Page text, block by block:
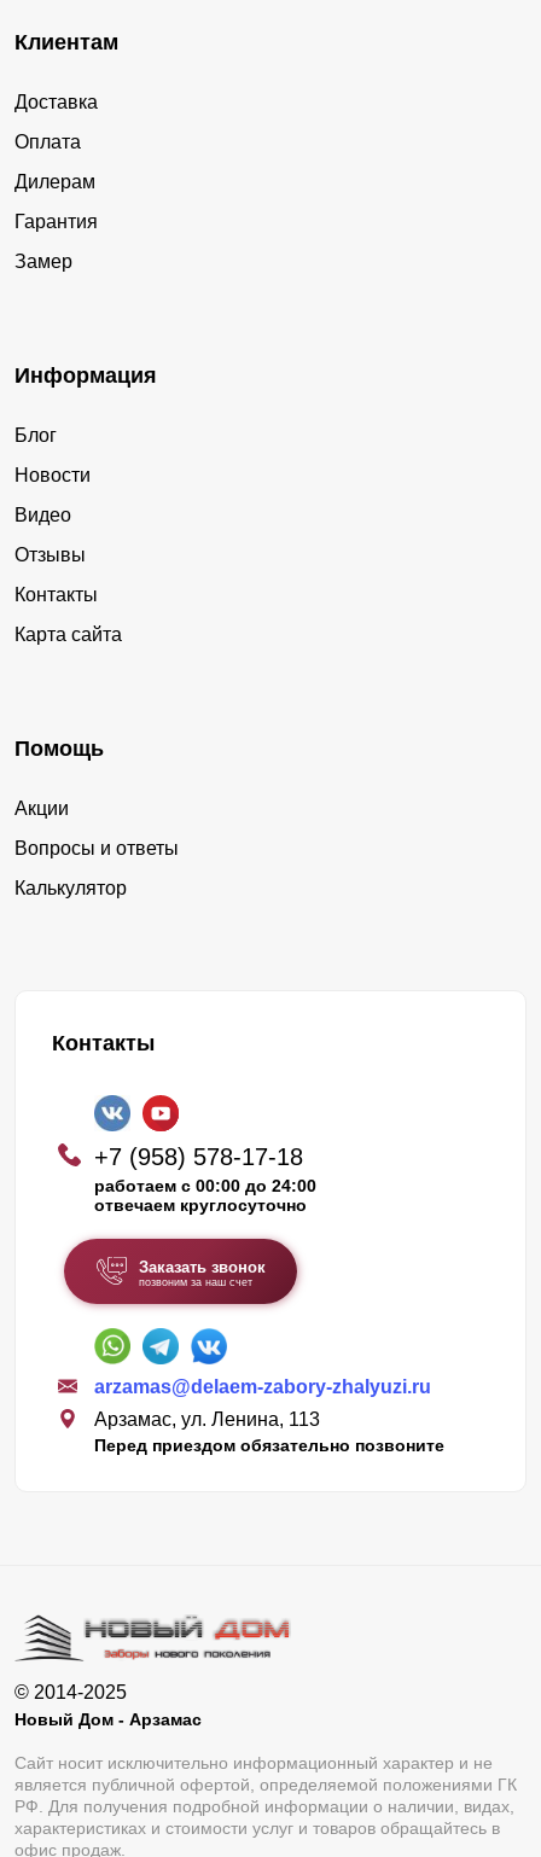
Клиентам
Доставка
Оплата
Дилерам
Гарантия
Замер
Информация
Блог
Новости
Видео
Отзывы
Контакты
Карта сайта
Помощь
Акции
Вопросы и ответы
Калькулятор
Контакты
+7 (958) 578-17-18
работаем с 00:00 до 24:00
отвечаем круглосуточно
Заказать звонок
позвоним за наш счет
arzamas@delaem-zabory-zhalyuzi.ru
Арзамас, ул. Ленина, 113
Перед приездом обязательно позвоните
© 2014-2025
Новый Дом - Арзамас
Сайт носит исключительно информационный характер и не
является публичной офертой, определяемой положениями ГК
РФ. Для получения подробной информации о наличии, видах,
характеристиках и стоимости услуг и товаров обращайтесь в
офис продаж.